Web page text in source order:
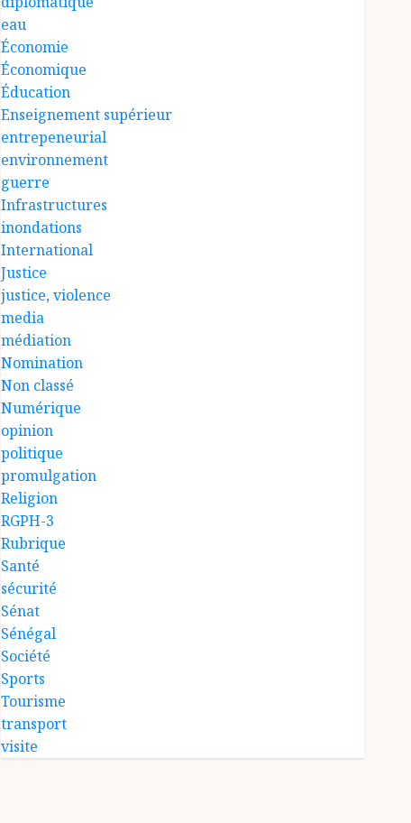
eau
Économie
Économique
Éducation
Enseignement supérieur
entrepeneurial
environnement
guerre
Infrastructures
inondations
International
Justice
justice, violence
media
médiation
Nomination
Non classé
Numérique
opinion
politique
promulgation
Religion
RGPH-3
Rubrique
Santé
sécurité
Sénat
Sénégal
Société
Sports
Tourisme
transport
visite